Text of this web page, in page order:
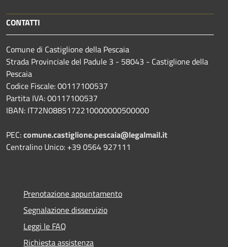
CONTATTI
Comune di Castiglione della Pescaia
Strada Provinciale del Padule 3 - 58043 - Castiglione della
Pescaia
Codice Fiscale: 00117100537
Partita IVA: 00117100537
IBAN: IT72N0885172210000000500000
PEC:comune.castiglione.pescaia@legalmail.it
Centralino Unico: +39 0564 927111
Prenotazione appuntamento
Segnalazione disservizio
Leggi le FAQ
Richiesta assistenza